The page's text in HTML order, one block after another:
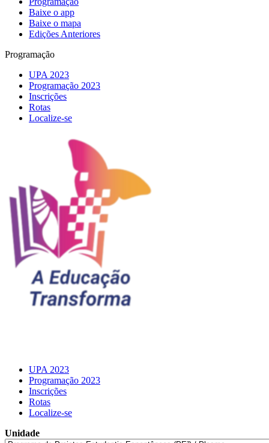
Baixe o app
Baixe o mapa
Edições Anteriores
Programação
UPA 2023
Programação 2023
Inscrições
Rotas
Localize-se
UPA 2023
Programação 2023
Inscrições
Rotas
Localize-se
Unidade